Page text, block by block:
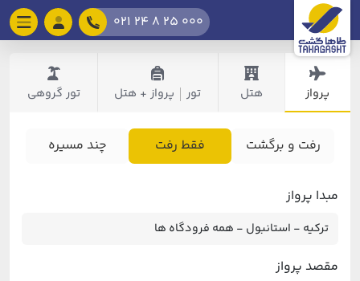
021 24 8 25 000
پرواز هتل تور پرواز + هتل تور گروهی
رفت و برگشت فقط رفت چند مسیره
مبدا پرواز
مقصد پرواز